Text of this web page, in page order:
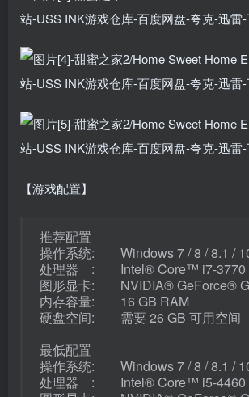
【游戏配置】
推荐配置
操作系统: Windows 7 / 8 / 8.1 /
处理器 : Intel® Core™ i7-3770
图形显卡: NVIDIA® GeForce®
内存容量: 16 GB RAM
硬盘空间: 需要 26 GB 可用空间
最低配置
操作系统: Windows 7 / 8 / 8.1 /
处理器 : Intel® Core™ i5-4460